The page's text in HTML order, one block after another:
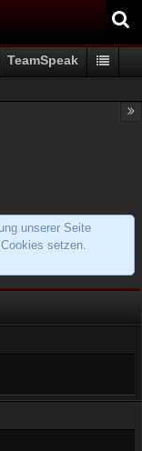
TeamSpeak
unserer Seite
setzen.